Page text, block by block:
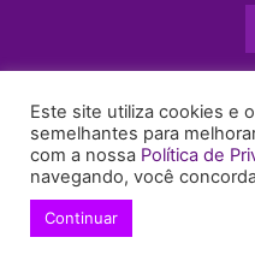
+55
Este site utiliza cookies e
semelhantes para
com a nossa Política de
navegando, você
Continuar